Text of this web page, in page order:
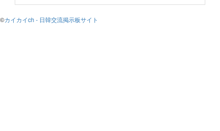
©カイカイch - 日韓交流掲示板サイト